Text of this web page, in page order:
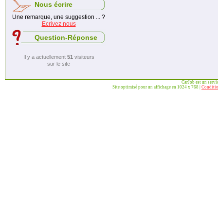
Nous écrire
Une remarque, une suggestion ... ?
Ecrivez nous
Question-Réponse
Il y a actuellement 51 visiteurs
sur le site
CarJob est un
Site optimisé pour un affichage en 1024 x 768 |